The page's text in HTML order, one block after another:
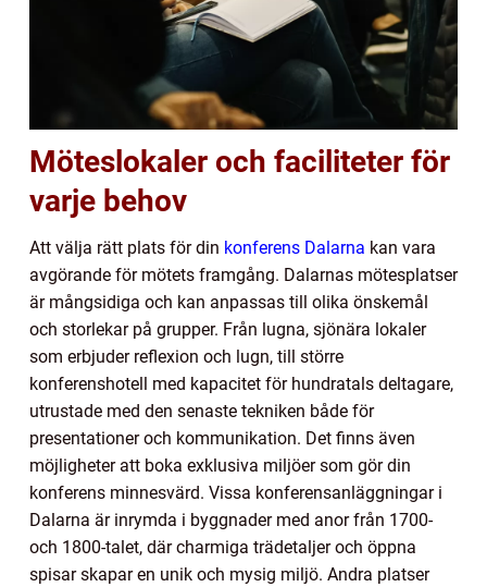
Möteslokaler och faciliteter för
varje behov
Att välja rätt plats för din konferens Dalarna kan vara
avgörande för mötets framgång. Dalarnas mötesplatser
är mångsidiga och kan anpassas till olika önskemål
och storlekar på grupper. Från lugna, sjönära lokaler
som erbjuder reflexion och lugn, till större
konferenshotell med kapacitet för hundratals deltagare,
utrustade med den senaste tekniken både för
presentationer och kommunikation. Det finns även
möjligheter att boka exklusiva miljöer som gör din
konferens minnesvärd. Vissa konferensanläggningar i
Dalarna är inrymda i byggnader med anor från 1700-
och 1800-talet, där charmiga trädetaljer och öppna
spisar skapar en unik och mysig miljö. Andra platser